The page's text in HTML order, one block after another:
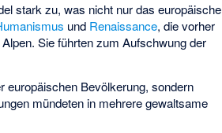
stark zu, was nicht nur das europäische
und Renaissance, die vorher
Sie führten zum Aufschwung der
europäischen Bevölkerung, sondern
mündeten in mehrere gewaltsame